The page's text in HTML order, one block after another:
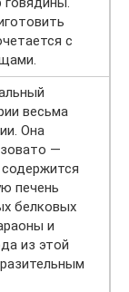
с
весьма
Она
—
печень
белковых
и
из этой